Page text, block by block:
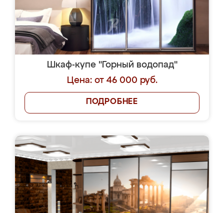
Шкаф-купе "Горный водопад"
Цена: от 46 000 руб.
ПОДРОБНЕЕ